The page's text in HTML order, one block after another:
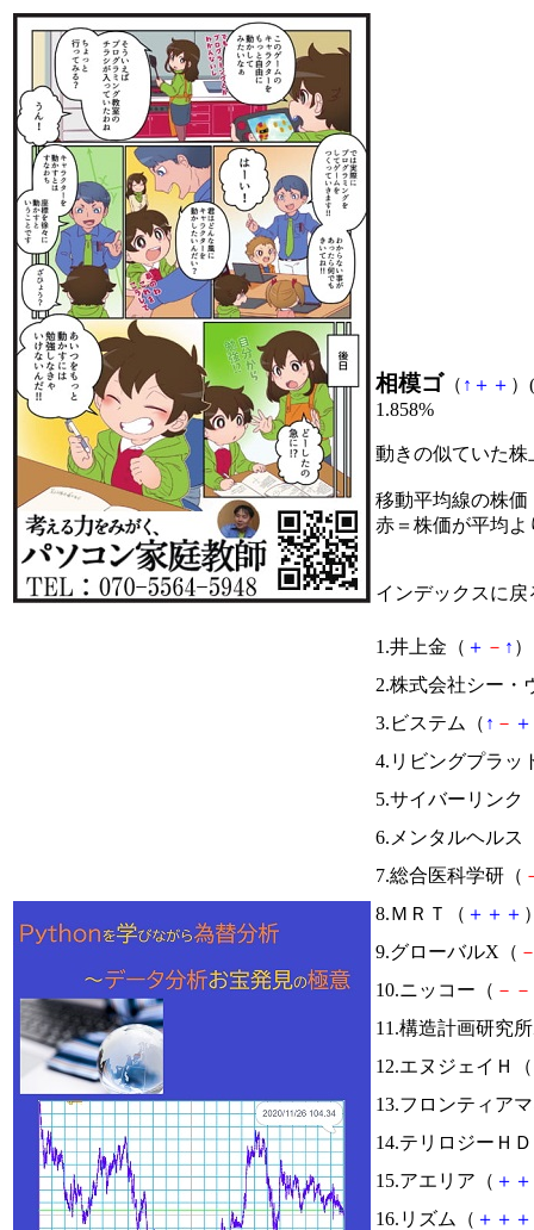
相模ゴ （ ↑ ＋ ＋
1.858%
動きの似ていた
移動平均線の株価
赤＝株価が平均
インデックスに戻
1.井上金（ ＋ － ↑
2.株式会社シー・
3.ビステム（ ↑ － ＋
4.リビングプラッ
5.サイバーリンク
6.メンタルヘルス
7.総合医科学研（
8.ＭＲＴ（ ＋ ＋ ＋
9.グローバルX（
10.ニッコー（ － －
11.構造計画研究
12.エヌジェイＨ（
13.フロンティア
14.テリロジーＨ
15.アエリア（ ＋ ＋
16.リズム（ ＋ ＋ ＋